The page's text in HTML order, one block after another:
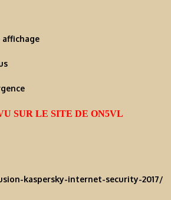
SUR LE SITE DE ON5VL
kaspersky-internet-security-2017/